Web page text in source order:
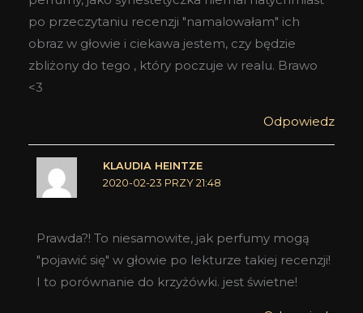
po przeczytaniu recenzji "namalowałam" ich
obraz w głowie i ciekawa jestem, czy będzie
zbliżony do tego , który poczuje w realu. Brawo
<3
Odpowiedz
KLAUDIA HEINTZE
2020-02-23 PRZY 21:48
Prawda?! To niesamowite, jak perfumy mogą
"pojawić się" w głowie po lekturze takiej recenzji!
I to porównanie do krzyżówki. jest świetne!